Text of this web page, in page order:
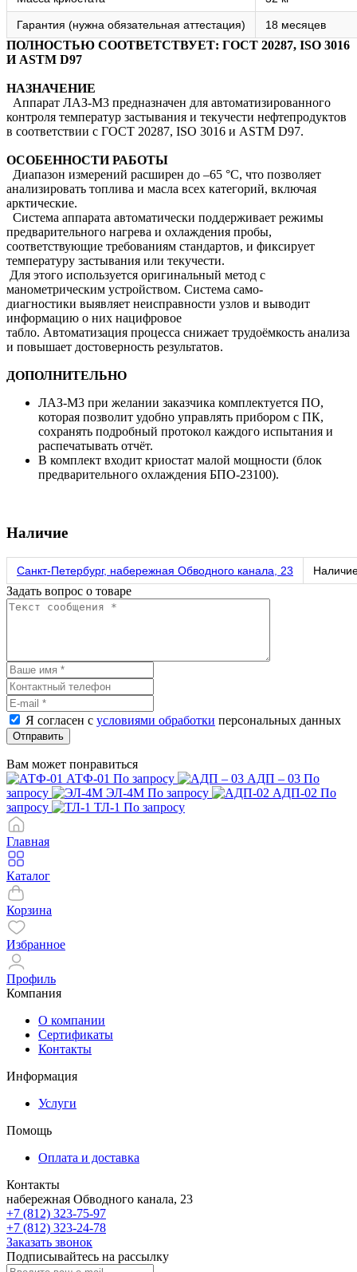
Гарантия (нужна обязательная аттестация) 18 месяцев
ПОЛНОСТЬЮ СООТВЕТСТВУЕТ: ГОСТ 20287, ISO 3016
И ASTM D97
НАЗНАЧЕНИЕ
Аппарат ЛАЗ‑М3 предназначен для автоматизированного
контроля температур застывания и текучести нефтепродуктов
в соответствии с ГОСТ 20287, ISO 3016 и ASTM D97.
ОСОБЕННОСТИ РАБОТЫ
Диапазон измерений расширен до –65 °C, что позволяет
анализировать топлива и масла всех категорий, включая
арктические.
Система аппарата автоматически поддерживает режимы
предварительного нагрева и охлаждения пробы,
соответствующие требованиям стандартов, и фиксирует
температуру застывания или текучести.
Для этого используется оригинальный метод с
манометрическим устройством. Система само-
диагностики выявляет неисправности узлов и выводит
информацию о них нацифровое
табло. Автоматизация процесса снижает трудоёмкость анализа
и повышает достоверность результатов.
ДОПОЛНИТЕЛЬНО
ЛАЗ‑М3 при желании заказчика комплектуется ПО,
которая позволит удобно управлять прибором с ПК,
сохранять подробный протокол каждого испытания и
распечатывать отчёт.
В комплект входит криостат малой мощности (блок
предварительного охлаждения БПО‑23100).
Наличие
Санкт-Петербург, набережная Обводного канала, 23
Задать вопрос о товаре
Я согласен с условиями обработки персональных данных
Отправить
Вам может понравиться
АТФ-01 По запросу АДП – 03 По
запросу
ЭЛ-4М По запросу АДП-02 По
запросу
ТЛ-1 По запросу
Главная
Каталог
Корзина
Избранное
Профиль
Компания
О компании
Сертификаты
Контакты
Информация
Услуги
Помощь
Оплата и доставка
Контакты
набережная Обводного канала, 23
+7 (812) 323-75-97
+7 (812) 323-24-78
Заказать звонок
Подписывайтесь на рассылку